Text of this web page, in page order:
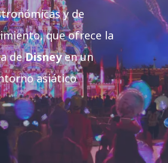
y de
que ofrece la
deDisneyen un
asiático